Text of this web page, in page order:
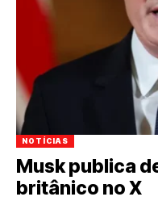
NOTÍCIAS
Musk publica
britânico no X